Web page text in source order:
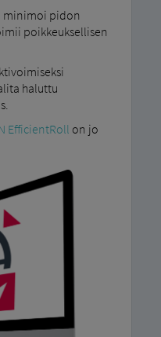
minimoi pidon
poikkeuksellisen
haluttu
EfficientRoll on jo